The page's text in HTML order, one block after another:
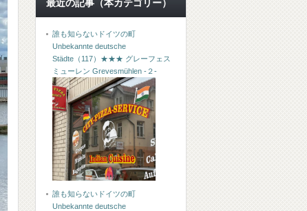
最近の記事（本カテゴリー）
誰も知らないドイツの町
Unbekannte deutsche
Städte（117）★★★ グレーフェス
ミューレン Grevesmühlen -２-
誰も知らないドイツの町
Unbekannte deutsche